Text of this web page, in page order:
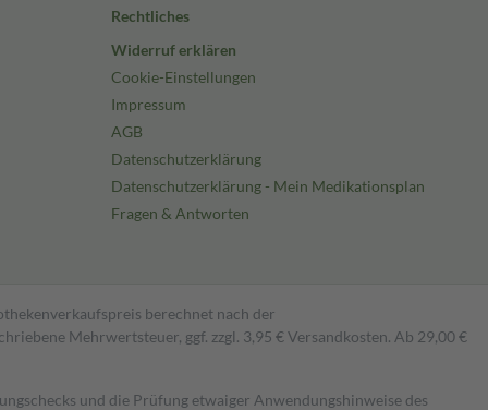
Rechtliches
Widerruf erklären
Cookie-Einstellungen
Impressum
AGB
Datenschutzerklärung
Datenschutzerklärung - Mein Medikationsplan
Fragen & Antworten
berechnet nach der
Mehrwertsteuer, ggf. zzgl. 3,95 € Versandkosten. Ab 29,00 €
und die Prüfung etwaiger Anwendungshinweise des